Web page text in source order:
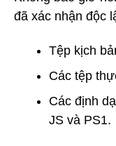
đã xác nhận độc
Tệp kịch
Các tệp
Các định
JS và PS1.